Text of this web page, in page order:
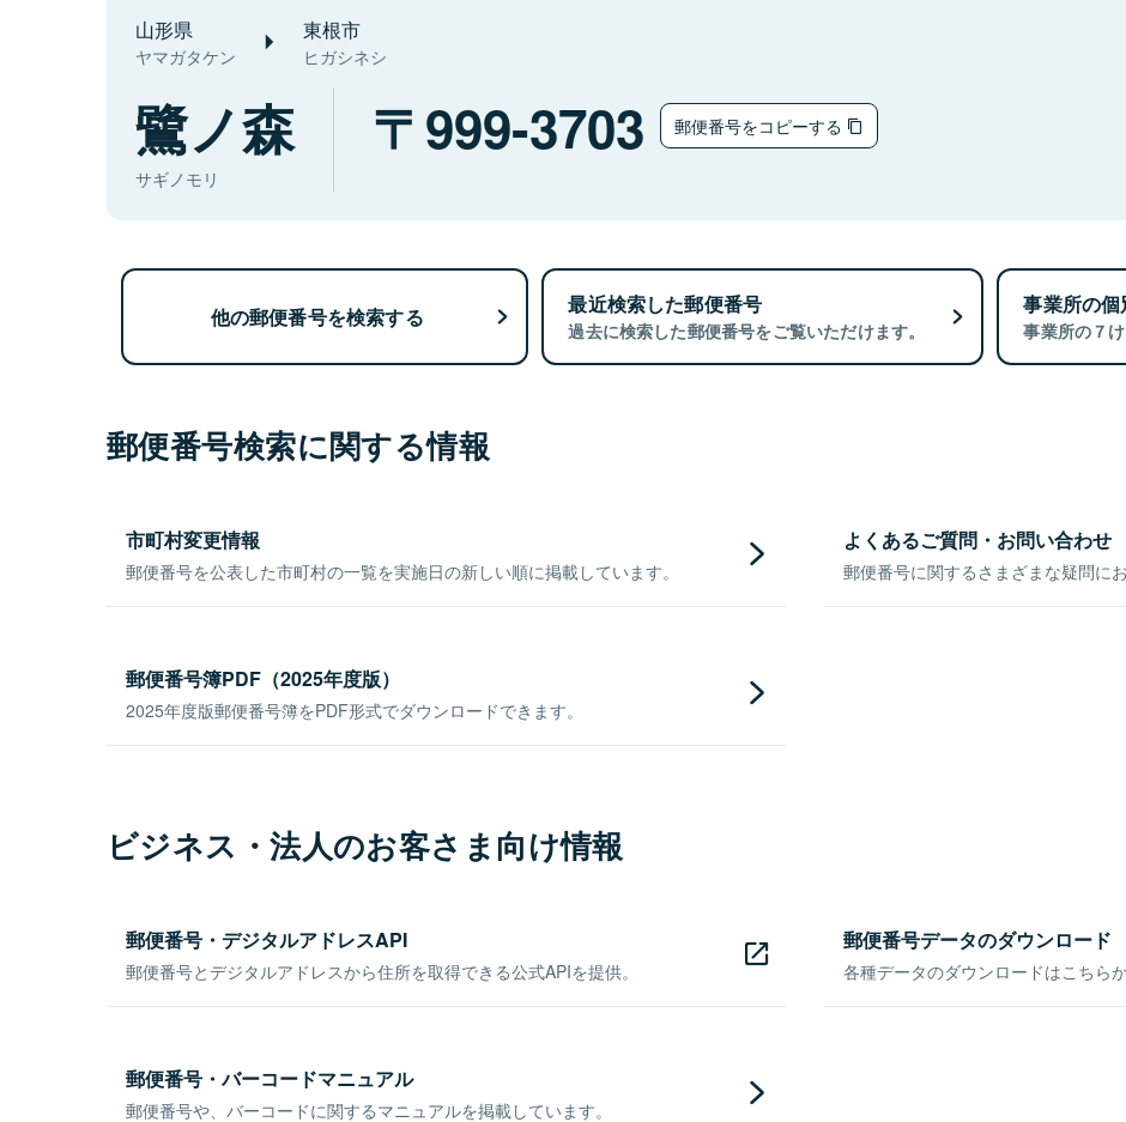
山形県
ヤマガタケン
東根市
ヒガシネシ
鷺ノ森
サギノモリ
999-3703 郵便番号をコピーする
他の郵便番号を検索する 最近検索した郵便番号
過去に検索した郵便番号をご覧いただけます。
事業所の
事業所の７
郵便番号検索に関する情報
市町村変更情報
郵便番号を公表した市町村の一覧を実施日の新しい順に掲載しています。
よくあるご質問・お問い合わせ
郵便番号に関するさまざまな疑問に
郵便番号簿PDF（2025年度版）
2025年度版郵便番号簿をPDF形式でダウンロードできます。
ビジネス・法人のお客さま向け情報
郵便番号・デジタルアドレスAPI
郵便番号とデジタルアドレスから住所を取得できる公式APIを提供。
郵便番号データのダウンロード
各種データのダウンロードはこちら
郵便番号・バーコードマニュアル
郵便番号や、バーコードに関するマニュアルを掲載しています。